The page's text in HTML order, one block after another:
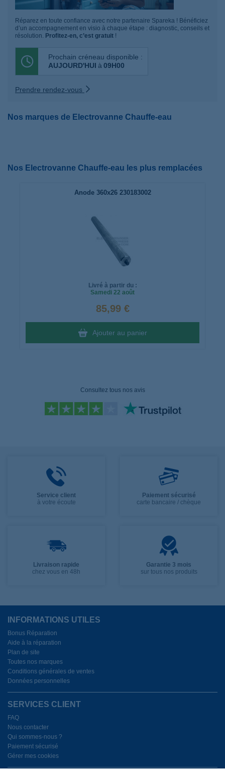
Réparez en toute confiance avec notre partenaire Spareka ! Bénéficiez
d’un accompagnement en visio à chaque étape : diagnostic, conseils et
résolution. Profitez-en, c’est gratuit !
Prochain créneau disponible :
AUJOURD'HUI à 09H00
Prendre rendez-vous
Nos marques de Electrovanne Chauffe-eau
Nos Electrovanne Chauffe-eau les plus remplacées
Anode 360x26 230183002
Livré à partir du :
Samedi 22 août
85,99 €
Ajouter au panier
Consultez tous nos avis
Service client
à votre écoute
Paiement sécurisé
carte bancaire / chèque
Livraison rapide
chez vous en 48h
Garantie 3 mois
sur tous nos produits
INFORMATIONS UTILES
Bonus Réparation
Aide à la réparation
Plan de site
Toutes nos marques
Conditions générales de ventes
Données personnelles
SERVICES CLIENT
FAQ
Nous contacter
Qui sommes-nous ?
Paiement sécurisé
Gérer mes cookies